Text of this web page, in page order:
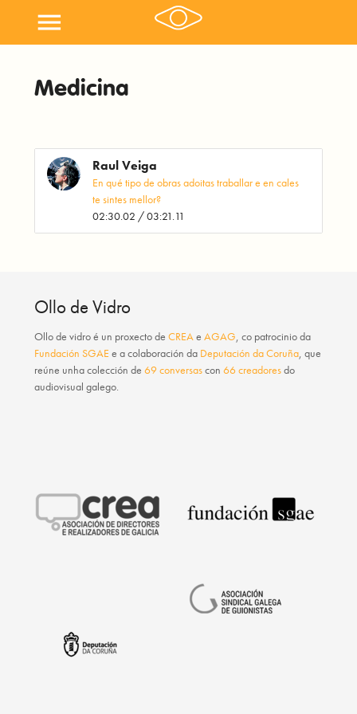
menu
Medicina
Raul Veiga
En qué tipo de obras adoitas traballar e en cales
te sintes mellor?
02:30.02 / 03:21.11
Ollo de Vidro
Ollo de vidroé un proxecto deCREA eAGAG , co patrocinio da
Fundación SGAE e a colaboración da Deputación da Coruña , que
reúne unha colección de69 conversascon66 creadoresdo
audiovisual galego.